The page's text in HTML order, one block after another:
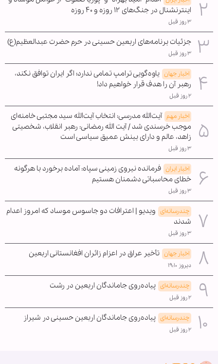
اینترنشنال در جنگ‌های ۱۲ روزه و ۴۰ روزه
۳ روز قبل
جزئیات برنامه‌های اربعین حسینی در حرم حضرت عبدالعظیم(ع)
۳ روز قبل
اخبار جهان یاوه‌گویی ترامپ تمامی ندارد؛ اگر ایران توافق نکند،
رهبر آن را هدف قرار خواهیم داد!
۲ روز قبل
اخبار مهم آیت‌الله مدرسی: انتخاب آیت‌الله سید مجتبی خامنه‌ای
موجب خرسندی شد / آیت الله رمضانی: رهبر انقلاب، شخصیتی
زاهد، عالم و دارای بینش عمیق سیاسی است
۳ روز قبل
اخبار ایران فرمانده نیروی زمینی سپاه: آماده برخورد با هرگونه
خطای محاسباتی دشمنان هستیم
۳ روز قبل
چندرسانه‌ای ویدیو | اعترافات دو جاسوس موساد که امروز اعدام
شدند
۳ روز قبل
اخبار جهان تأخیر عراق در اعزام زائران افغانستانی اربعین
دیروز ۱۹:۱۰
چندرسانه‌ای پیاده‌روی جاماندگان اربعین در رشت
۲ روز قبل
چندرسانه‌ای پیاده‌روی جاماندگان اربعین حسینی در شیراز
۲ روز قبل